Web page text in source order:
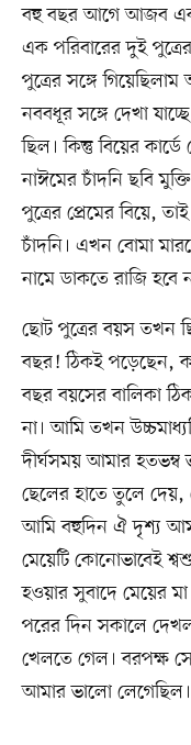
বহু বছর আগে আজব এক
এক পরিবারের দুই
পুত্রের সঙ্গে
নববধূর সঙ্গে দেখা
ছিল। কিন্তু বিয়ের
নাঈমের চাঁদনি ছবি
পুত্রের প্রেমের বিয়ে,
চাঁদনি। এখন বোমা
নামে ডাকতে রাজি হবে
ছোট পুত্রের বয়স তখন
বছর! ঠিকই পড়েছেন,
বছর বয়সের বালিকা
না। আমি তখন
দীর্ঘসময় আমার হতভম্ব
ছেলের হাতে তুলে দেয়,
আমি বহুদিন ঐ দৃশ্য
মেয়েটি কোনোভাবেই
হওয়ার সুবাদে মেয়ের
পরের দিন সকালে
খেলতে গেল। বরপক্ষ
আমার ভালো লেগেছিল।